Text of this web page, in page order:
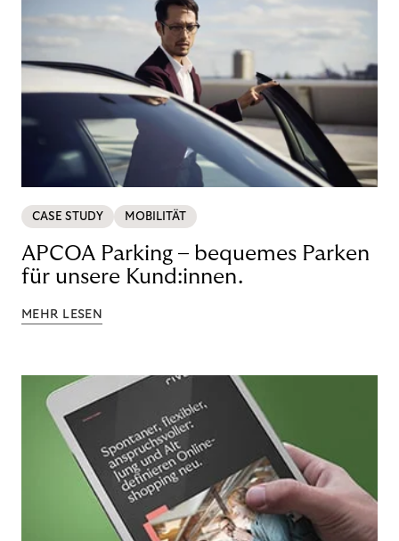
CASE STUDY MOBILITÄT
APCOA Parking – bequemes Parken
für unsere Kund:innen.
MEHR LESEN